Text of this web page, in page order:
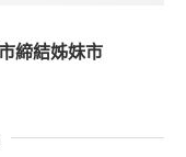
締結姊妹市